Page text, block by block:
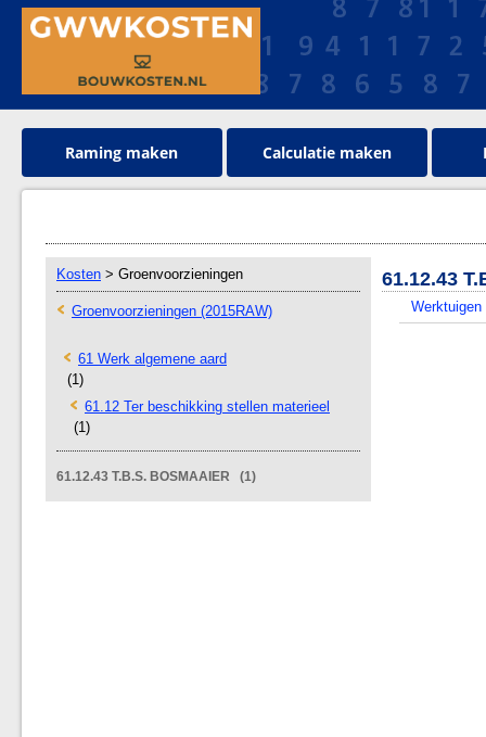
Raming maken Calculatie maken
Kosten > Groenvoorzieningen
Groenvoorzieningen (2015RAW)
61 Werk algemene aard
(1)
61.12 Ter beschikking stellen materieel
(1)
61.12.43 T.B.S. BOSMAAIER (1)
61.12.43
Werktuigen